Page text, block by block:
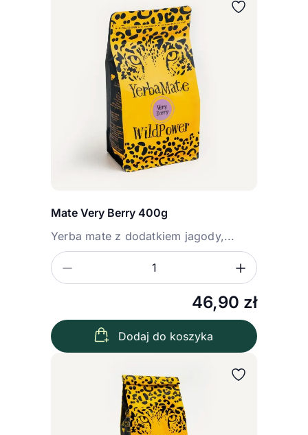
Mate Very Berry 400g
Yerba mate z dodatkiem jagody,...
46,90 zł
Zmniejsz ilość
Dodaj do koszyka